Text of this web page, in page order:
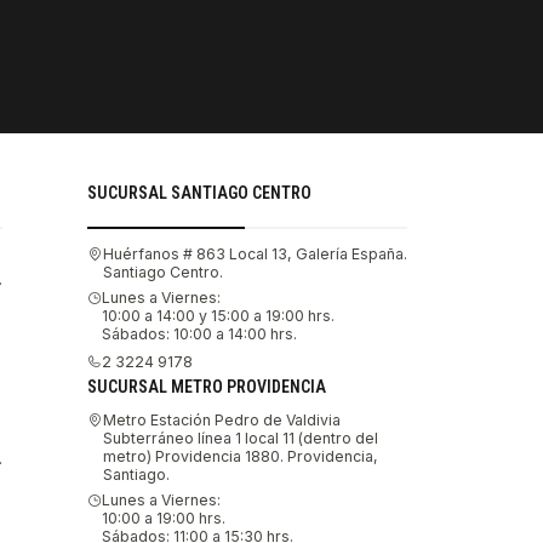
SUCURSAL SANTIAGO CENTRO
Huérfanos # 863 Local 13, Galería España.
Santiago Centro.
Lunes a Viernes:
10:00 a 14:00 y 15:00 a 19:00 hrs.
Sábados: 10:00 a 14:00 hrs.
2 3224 9178
SUCURSAL METRO PROVIDENCIA
Metro Estación Pedro de Valdivia
Subterráneo línea 1 local 11 (dentro del
metro) Providencia 1880. Providencia,
Santiago.
Lunes a Viernes:
10:00 a 19:00 hrs.
Sábados: 11:00 a 15:30 hrs.